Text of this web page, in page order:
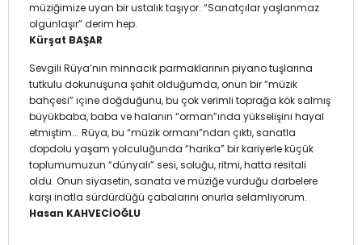
müziğimize uyan bir ustalık taşıyor. “Sanatçılar yaşlanmaz
olgunlaşır” derim hep.
Kürşat BAŞAR
Sevgili Rüya’nın minnacık parmaklarının piyano tuşlarına
tutkulu dokunuşuna şahit olduğumda, onun bir “müzik
bahçesi” içine doğduğunu, bu çok verimli toprağa kök salmış
büyükbaba, baba ve halanın “orman”ında yükselişini hayal
etmiştim... Rüya, bu “müzik ormanı”ndan çıktı, sanatla
dopdolu yaşam yolculuğunda “harika” bir kariyerle küçük
toplumumuzun “dünyalı” sesi, soluğu, ritmi, hatta resitali
oldu. Onun siyasetin, sanata ve müziğe vurduğu darbelere
karşı inatla sürdürdüğü çabalarını onurla selamlıyorum.
Hasan KAHVECİOĞLU